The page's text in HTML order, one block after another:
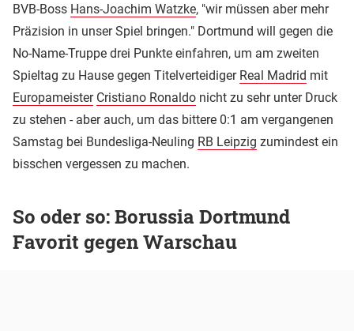
BVB-Boss Hans-Joachim Watzke, "wir müssen aber mehr
Präzision in unser Spiel bringen." Dortmund will gegen die
No-Name-Truppe drei Punkte einfahren, um am zweiten
Spieltag zu Hause gegen Titelverteidiger Real Madrid mit
Europameister Cristiano Ronaldo nicht zu sehr unter Druck
zu stehen - aber auch, um das bittere 0:1 am vergangenen
Samstag bei Bundesliga-Neuling RB Leipzig zumindest ein
bisschen vergessen zu machen.
So oder so: Borussia Dortmund
Favorit gegen Warschau